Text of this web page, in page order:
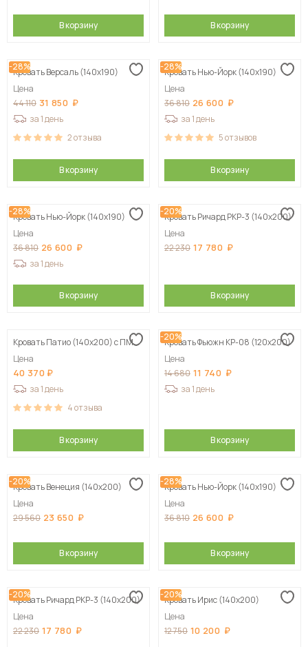
В корзину В корзину
-28%
Кровать Версаль (140х190)
Цена
44 110 31 850
за 1 день
2отзыва
В корзину
-28%
Кровать Нью-Йорк (140х190)
Цена
36 810 26 600
за 1 день
5отзывов
В корзину
-28%
Кровать Нью-Йорк (140х190)
Цена
36 810 26 600
за 1 день
В корзину
-20%
Кровать Ричард РКР-3 (140х200)
Цена
22 230 17 780
В корзину
Кровать Патио (140х200) с ПМ
Цена
40 370
за 1 день
4отзыва
В корзину
-20%
Кровать Фьюжн КР-08 (120х200)
Цена
14 680 11 740
за 1 день
В корзину
-20%
Кровать Венеция (140х200)
Цена
29 560 23 650
В корзину
-28%
Кровать Нью-Йорк (140х190)
Цена
36 810 26 600
В корзину
-20%
Кровать Ричард РКР-3 (140х200)
Цена
22 230 17 780
-20%
Кровать Ирис (140х200)
Цена
12 750 10 200